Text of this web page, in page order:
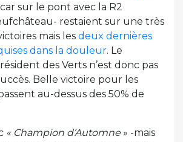
sur le pont avec la R2
restaient sur une très
mais les deux dernières
dans la douleur. Le
des Verts n’est donc pas
Belle victoire pour les
au-dessus des 50% de
« Champion d’Automne» -mais